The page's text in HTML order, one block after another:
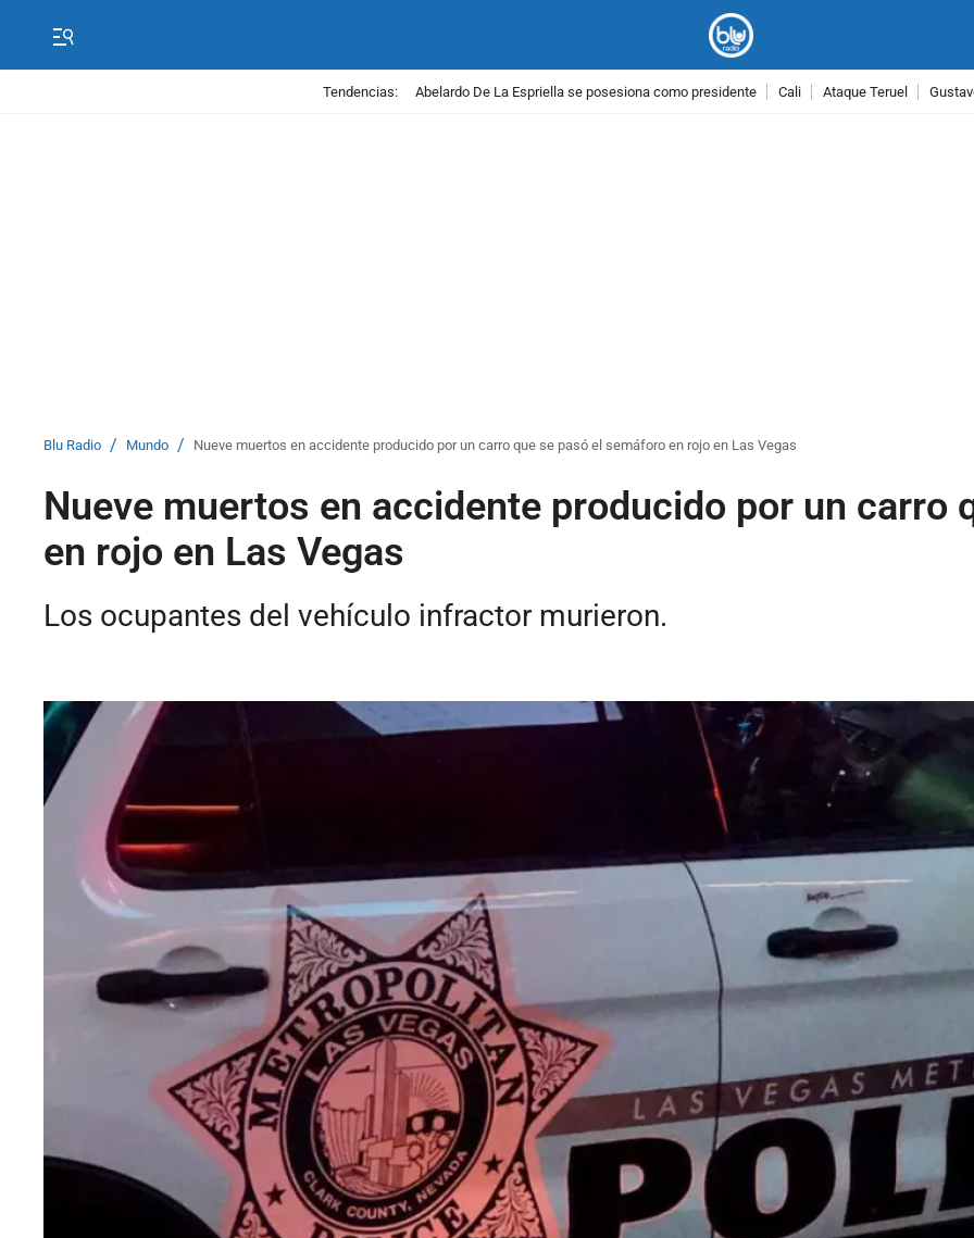
Tendencias: Abelardo De La Espriella se posesiona como presidente Cali Ataque Teruel
Blu Radio / Mundo / Nueve muertos en accidente producido por un carro que se pasó el semáforo en rojo en Las Vegas
Nueve muertos en accidente producido por un carro
en rojo en Las Vegas
Los ocupantes del vehículo infractor murieron.